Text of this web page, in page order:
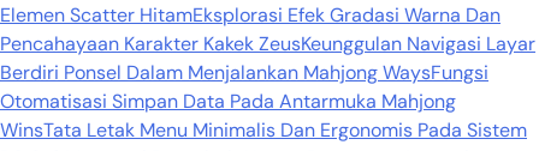
Elemen Scatter HitamEksplorasi Efek Gradasi Warna Dan
Pencahayaan Karakter Kakek ZeusKeunggulan Navigasi Layar
Berdiri Ponsel Dalam Menjalankan Mahjong WaysFungsi
Otomatisasi Simpan Data Pada Antarmuka Mahjong
WinsTata Letak Menu Minimalis Dan Ergonomis Pada Sistem